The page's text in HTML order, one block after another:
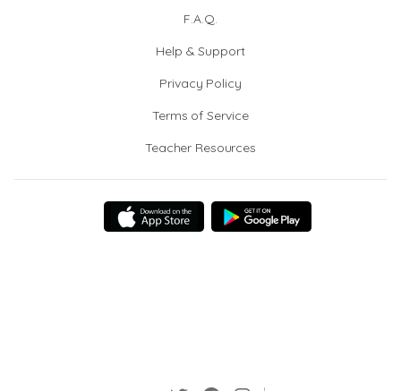
F.A.Q.
Help & Support
Privacy Policy
Terms of Service
Teacher Resources